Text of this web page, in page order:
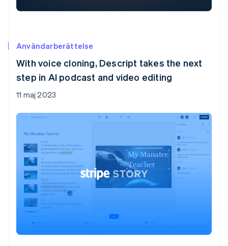
Användarberättelse
With voice cloning, Descript takes the next
step in AI podcast and video editing
11 maj 2023